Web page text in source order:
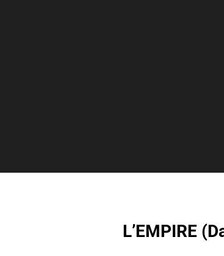
L’EMPIRE